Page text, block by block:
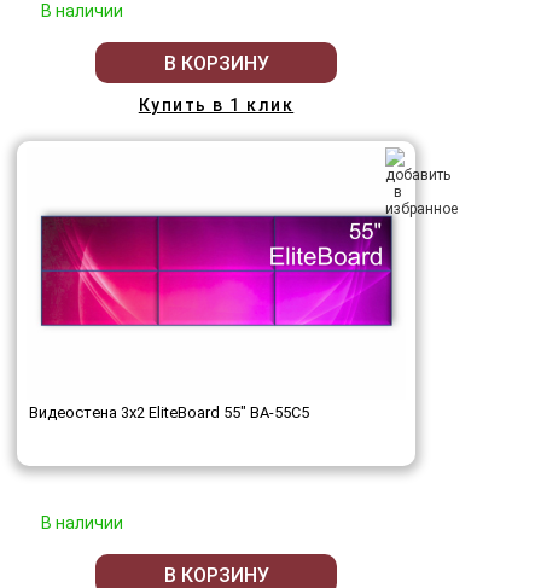
В наличии
В КОРЗИНУ
Купить в 1 клик
Видеостена 3x2 EliteBoard 55" BA-55C5
В наличии
В КОРЗИНУ